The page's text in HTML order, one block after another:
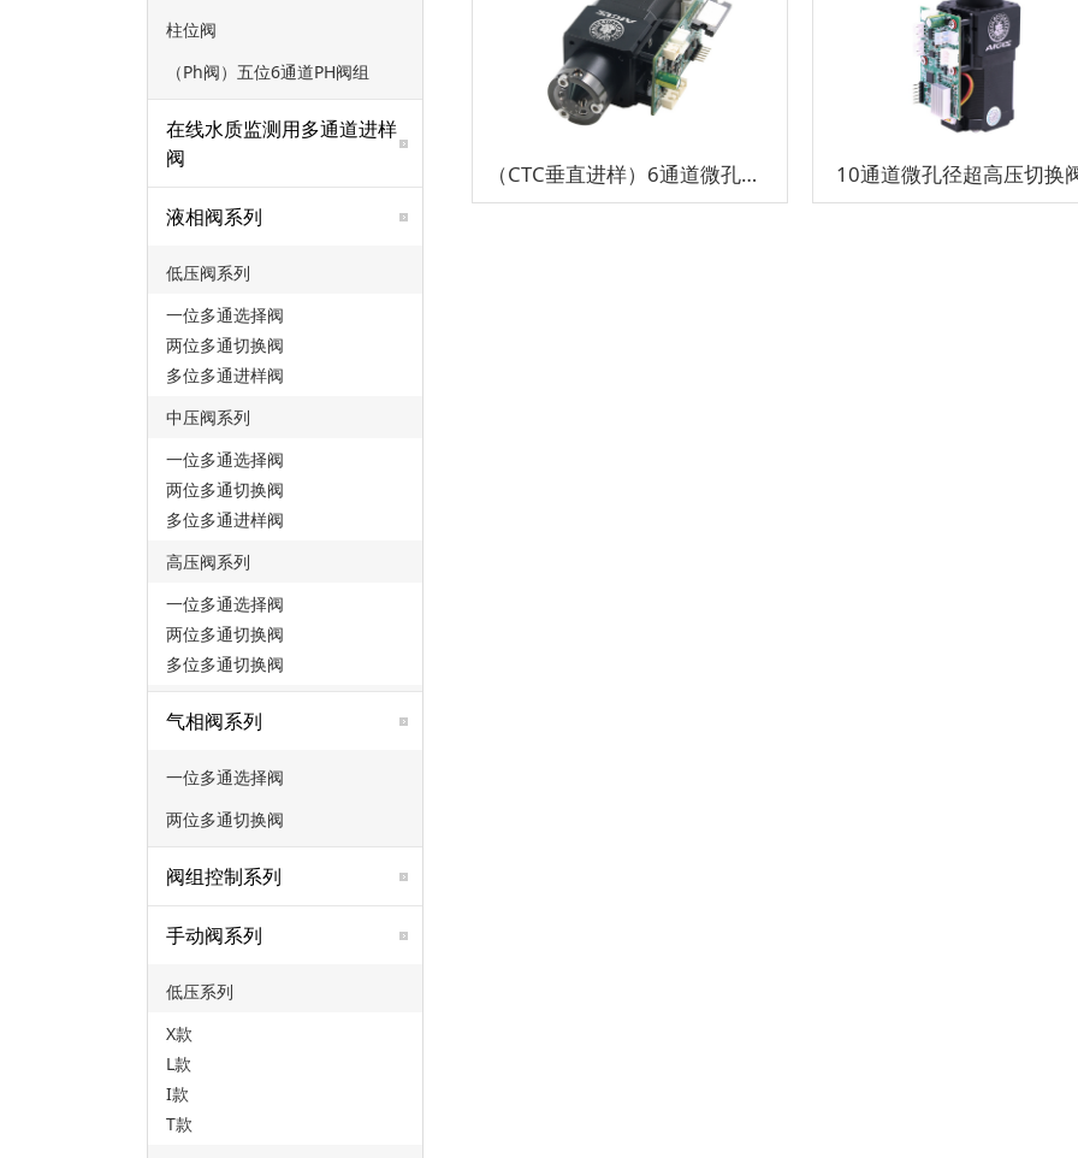
柱位阀
（Ph阀）五位6通道PH阀组
在线水质监测用多通道进样
阀
液相阀系列
低压阀系列
一位多通选择阀
两位多通切换阀
多位多通进样阀
中压阀系列
一位多通选择阀
两位多通切换阀
多位多通进样阀
高压阀系列
一位多通选择阀
两位多通切换阀
多位多通切换阀
气相阀系列
一位多通选择阀
两位多通切换阀
阀组控制系列
手动阀系列
低压系列
X款
L款
I款
T款
（CTC垂直进样）6通道微孔径超高压切换阀组 10通道微孔径超高压切换